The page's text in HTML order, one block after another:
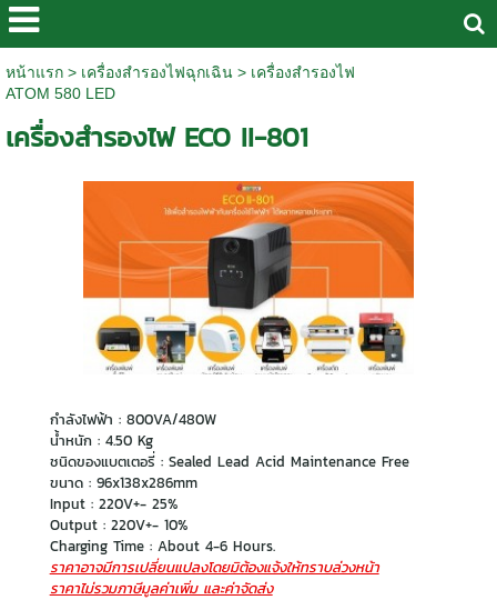
หน้าแรก> เครื่องสำรองไฟฉุกเฉิน> เครื่องสำรองไฟ
ATOM 580 LED
เครื่องสำรองไฟ ECO II-801
กำลังไฟฟ้า : 800VA/480W
น้ำหนัก : 4.50 Kg
ชนิดของแบตเตอรี่ : Sealed Lead Acid Maintenance Free
ขนาด : 96x138x286mm
Input : 220V+- 25%
Output : 220V+- 10%
Charging Time : About 4-6 Hours.
ราคาอาจมีการเปลี่ยนแปลงโดยมิต้องแจ้งให้ทราบล่วงหน้า
ราคาไม่รวมภาษีมูลค่าเพิ่ม และค่าจัดส่ง